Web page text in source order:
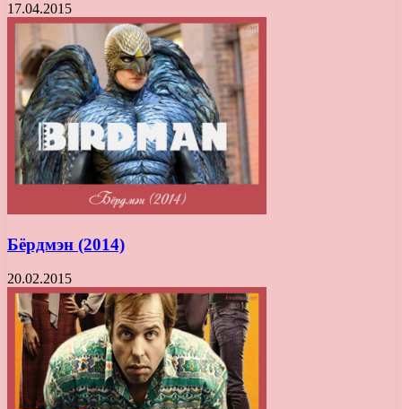
17.04.2015
Бёрдмэн (2014)
20.02.2015